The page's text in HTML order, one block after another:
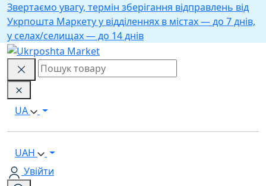
Звертаємо увагу, термін зберігання відправлень від
Укрпошта Маркету у відділеннях в містах — до 7 днів,
у селах/селищах — до 14 днів
UA
UAH
Увійти